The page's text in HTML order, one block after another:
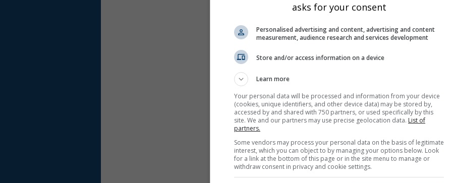
asks for your consent
Personalised advertising and content, advertising and content
measurement, audience research and services development
Store and/or access information on a device
Learn more
Your personal data will be processed and information from your device
(cookies, unique identifiers, and other device data) may be stored by,
accessed by and shared with 750 partners, or used specifically by this
site. We and our partners may use precise geolocation data. List of
partners.
Some vendors may process your personal data on the basis of legitimate
interest, which you can object to by managing your options below. Look
for a link at the bottom of this page or in the site menu to manage or
withdraw consent in privacy and cookie settings.